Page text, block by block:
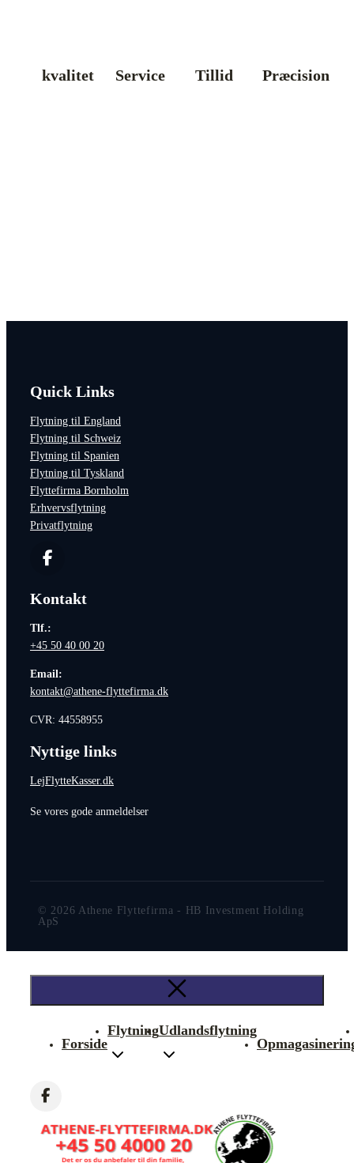
kvalitet Service Tillid Præcision
Quick Links
Flytning til England
Flytning til Schweiz
Flytning til Spanien
Flytning til Tyskland
Flyttefirma Bornholm
Erhvervsflytning
Privatflytning
Kontakt
Tlf.:
+45 50 40 00 20
Email:
kontakt@athene-flyttefirma.dk
CVR: 44558955
Nyttige links
LejFlytteKasser.dk
Se vores gode anmeldelser
© 2026 Athene Flyttefirma - HB Investment Holding
ApS
Forside
FlytningUdlandsflytning